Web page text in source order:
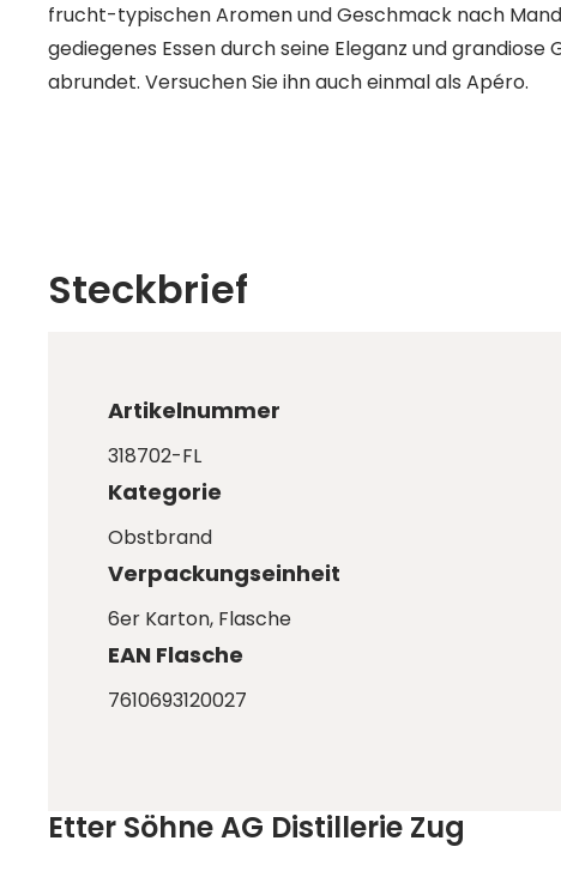
frucht-typischen Aromen und Geschmack nach
gediegenes Essen durch seine Eleganz und
abrundet. Versuchen Sie ihn auch einmal als Apéro.
Steckbrief
Artikelnummer
318702-FL
Kategorie
Obstbrand
Verpackungseinheit
6er Karton, Flasche
EAN Flasche
7610693120027
Etter Söhne AG Distillerie Zug